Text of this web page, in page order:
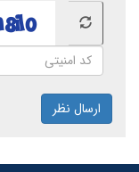
ارسال نظر